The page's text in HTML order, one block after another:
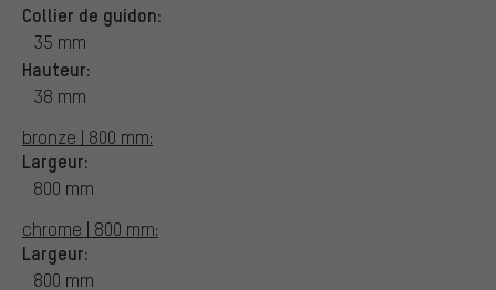
Collier de guidon:
35 mm
Hauteur:
38 mm
bronze | 800 mm:
Largeur:
800 mm
chrome | 800 mm:
Largeur:
800 mm